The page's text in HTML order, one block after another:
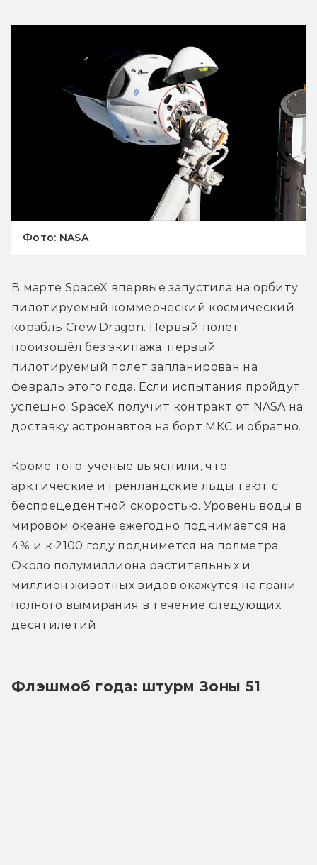
Фото: NASA
В марте SpaceX впервые запустила на орбиту
пилотируемый коммерческий космический
корабль Crew Dragon. Первый полет
произошёл без экипажа, первый
пилотируемый полет запланирован на
февраль этого года. Если испытания пройдут
успешно, SpaceX получит контракт от NASA на
доставку астронавтов на борт МКС и обратно.
Кроме того, учёные выяснили, что
арктические и гренландские льды тают с
беспрецедентной скоростью. Уровень воды в
мировом океане ежегодно поднимается на
4% и к 2100 году поднимется на полметра.
Около полумиллиона растительных и
миллион животных видов окажутся на грани
полного вымирания в течение следующих
десятилетий.
Флэшмоб года: штурм Зоны 51